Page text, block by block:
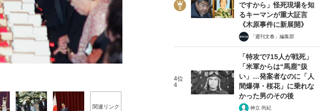
5/10
関連リンク
ですから」怪死現場を知
るキーマンが重大証言
《木原事件に新展開》
「週刊文春」編集部
4位
4
「特攻で715人が戦死」
「米軍からは“馬鹿”扱
い」…発案者なのに「人
間爆弾・桜花」に乗れな
かった男のその後
神立 尚紀